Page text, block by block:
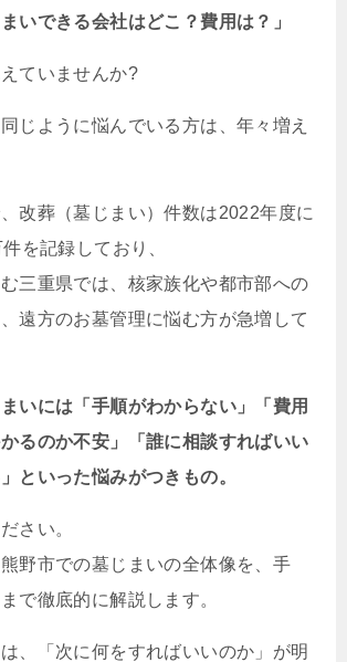
いできる会社はどこ？費用は？」
ていませんか?
じように悩んでいる方は、年々増え
改葬（墓じまい）件数は2022年度に
を記録しており、
三重県では、核家族化や都市部への
遠方のお墓管理に悩む方が急増して
いには「手順がわからない」「費用
るのか不安」「誰に相談すればいい
といった悩みがつきもの。
さい。
野市での墓じまいの全体像を、手
で徹底的に解説します。
、「次に何をすればいいのか」が明